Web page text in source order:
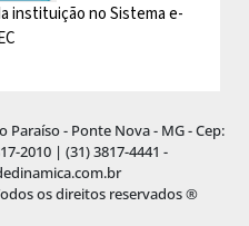
instituição no Sistema e-
Paraíso - Ponte Nova - MG - Cep:
2010 | (31) 3817-4441 -
os direitos reservados ®